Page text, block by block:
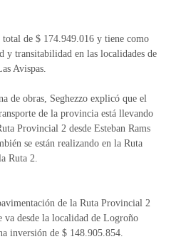
de $ 174.949.016 y tiene como
transitabilidad en las localidades de
Avispas.
de obras, Seghezzo explicó que el
de la provincia está llevando
Provincial 2 desde Esteban Rams
se están realizando en la Ruta
Ruta 2.
de la Ruta Provincial 2
desde la localidad de Logroño
inversión de $ 148.905.854.